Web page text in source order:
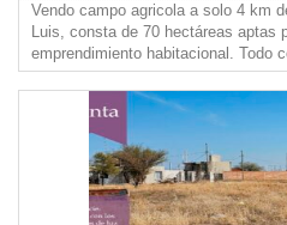
Vendo campo agricola a solo 4 km
Luis, consta de 70 hectáreas aptas
emprendimiento habitacional. Todo